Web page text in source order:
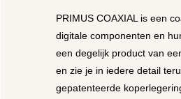
PRIMUS COAXIAL is een
digitale componenten en
een degelijk product van
en zie je in iedere detail
gepatenteerde